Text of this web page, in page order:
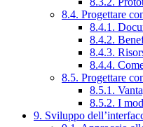
8.4. Progettare
8.4.1.
8.4.2.
8.4.3.
8.4.4.
8.5. Progettare
8.5.1.
8.5.2. I
9. Sviluppo